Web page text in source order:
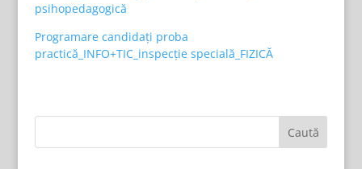
psihopedagogică
Programare candidați proba
practică_INFO+TIC_inspecție specială_FIZICĂ